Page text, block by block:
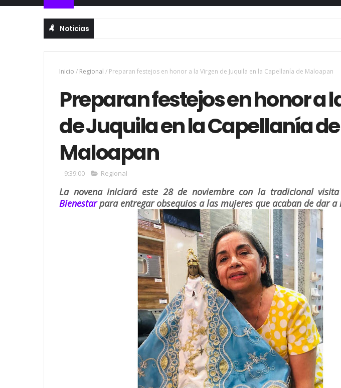
Noticias
Inicio / Regional / Preparan festejos en honor a la Virgen de Juquila en la Capellanía de Maloapan
Preparan festejos en honor a
de Juquila en la Capellanía de
Maloapan
9:39:00 Regional
La novena iniciará este 28 de noviembre con la tradicional
Bienestarpara entregar obsequios a las mujeres que acaban de dar a